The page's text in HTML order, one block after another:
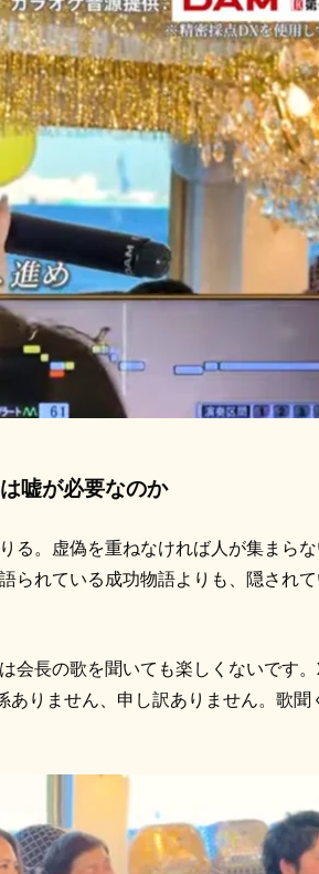
嘘が必要なのか
る。虚偽を重ねなければ人が集まら
られている成功物語よりも、隠され
会長の歌を聞いても楽しくないです。
りません、申し訳ありません。歌聞